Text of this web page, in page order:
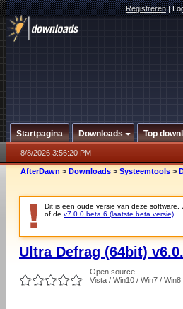
Registreren|
Startpagina Downloads Top
8/8/2026 3:56:20 PM
AfterDawn > Downloads > Systeemtools >
Dit is een oude versie van deze software.
of de v7.0.0 beta 6 (laatste beta versie)
Ultra Defrag (64bit)
Open source
Vista / Win10 / Win7 / Win8